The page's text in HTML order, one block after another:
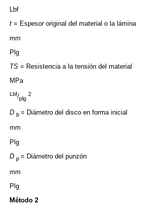
Lbf
t = Espesor original del material o la lámina
mm
Plg
TS = Resistencia a la tensión del material
MPa
Lbf/plg
2
D b = Diámetro del disco en forma inicial
mm
Plg
D p = Diámetro del punzón
mm
Plg
Método 2